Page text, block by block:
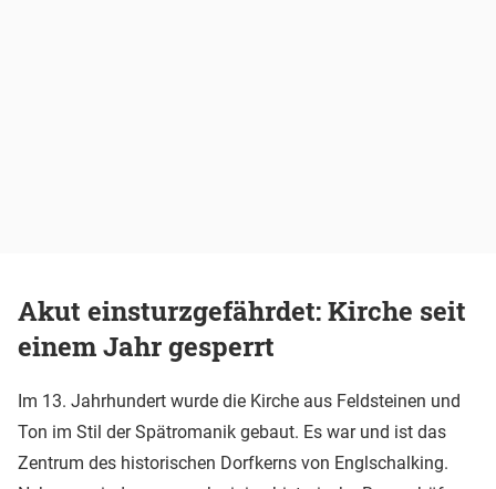
Akut einsturzgefährdet: Kirche seit
einem Jahr gesperrt
Im 13. Jahrhundert wurde die Kirche aus Feldsteinen und
Ton im Stil der Spätromanik gebaut. Es war und ist das
Zentrum des historischen Dorfkerns von Englschalking.